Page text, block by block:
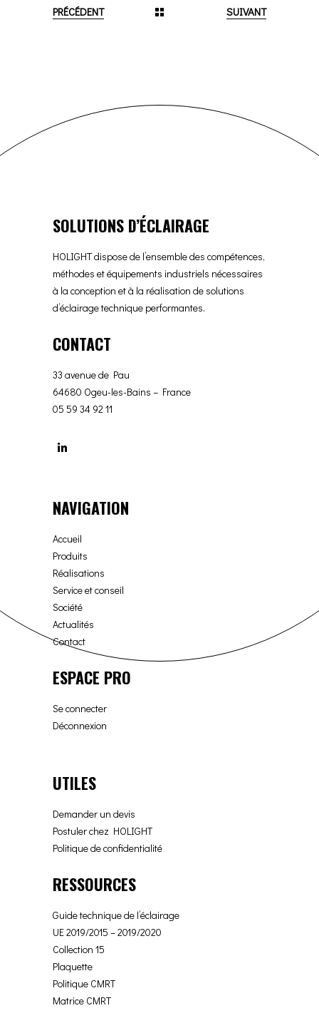
PRÉCÉDENT SUIVANT
SOLUTIONS D’ÉCLAIRAGE
HOLIGHT dispose de l’ensemble des compétences,
méthodes et équipements industriels nécessaires
à la conception et à la réalisation de solutions
d’éclairage technique performantes.
CONTACT
33 avenue de Pau
64680 Ogeu-les-Bains – France
05 59 34 92 11
NAVIGATION
Accueil
Produits
Réalisations
Service et conseil
Société
Actualités
Contact
ESPACE PRO
Se connecter
Déconnexion
UTILES
Demander un devis
Postuler chez HOLIGHT
Politique de confidentialité
RESSOURCES
Guide technique de l’éclairage
UE 2019/2015 – 2019/2020
Collection 15
Plaquette
Politique CMRT
Matrice CMRT